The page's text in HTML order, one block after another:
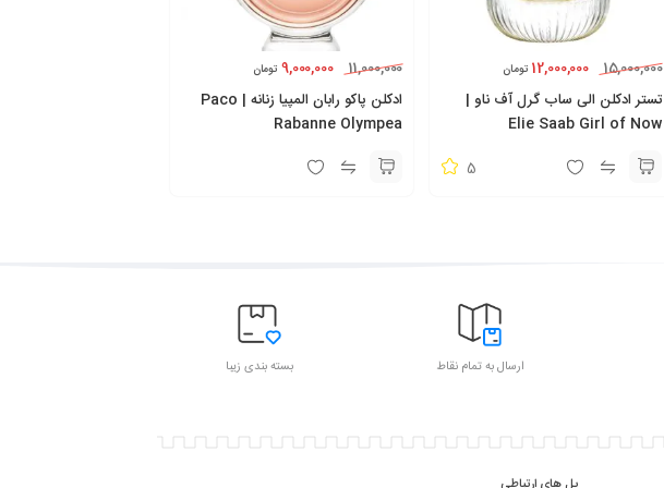
15,000,000
12,000,000 تومان
تستر ادکلن الی ساب گرل آف ناو |
Elie Saab Girl of Now
5
11,000,000
9,000,000 تومان
ادکلن پاکو رابان المپیا زنانه | Paco
Rabanne Olympea
ارسال به تمام نقاط بسته بندی زیبا